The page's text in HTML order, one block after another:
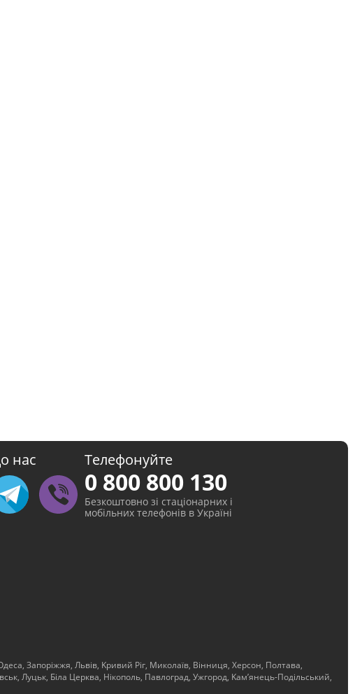
нас Телефонуйте
0 800 800 130
Безкоштовно зі стаціонарних і
мобільних телефонів в Україні
Запоріжжя, Львів, Kривий Ріг, Миколаїв, Вінниця, Херсон, Полтава,
Луцьк, Біла Церква, Нікополь, Павлоград, Ужгород, Kам’янець-Подільський,